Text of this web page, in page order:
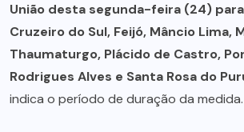
União desta segunda-feira (24)
Cruzeiro do Sul, Feijó, Mâncio Lima,
Thaumaturgo, Plácido de Castro,
Rodrigues Alves e Santa Rosa do
indica o período de duração da medida.